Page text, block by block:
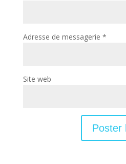
Adresse de messagerie *
Site web